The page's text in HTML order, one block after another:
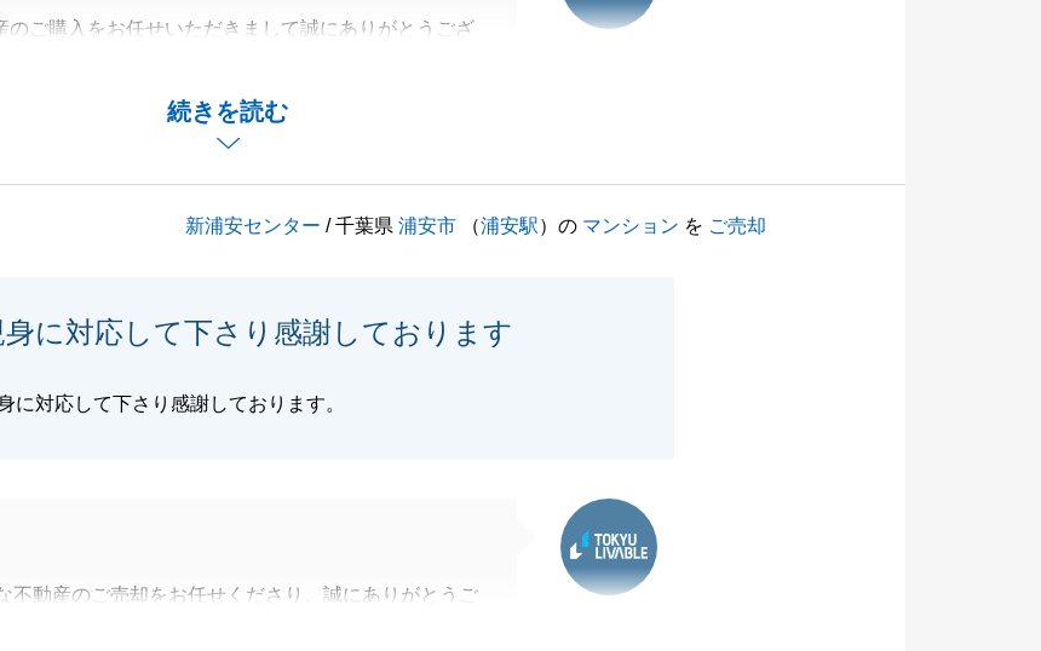
続きを読む
のご購入をお任せいただきまして誠にありがとうござ
があり、大変申し訳ございませんでした。
く際にはより一層、上席と確認してご対応させていた
新浦安センター / 千葉県浦安市 （浦安駅）の マンション を ご売却
身に対応して下さり感謝しております
に対応して下さり感謝しております。
不動産のご売却をお任せくださり、誠にありがとうご